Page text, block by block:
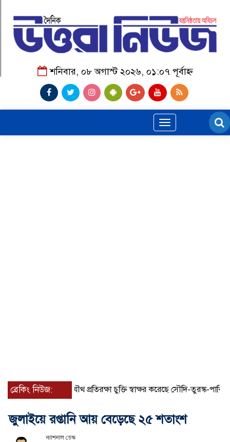
শনিবার, ০৮ অগাস্ট ২০২৬, ০১:০৭ পূর্বাহ্ন
Toggle
navigation
ব্রেকিং নিউজ: যৌথ প্রতিরক্ষা চুক্তি স্বাক্ষর করেছে সৌদি-তুরস্ক-পাকিস্তান
জুলাইয়ে রপ্তানি আয় বেড়েছে ২৫ শতাংশ
ন্যাশনাল ডেস্ক